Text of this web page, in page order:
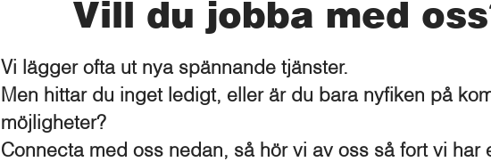
Vill du jobba med
Vi lägger ofta ut nya spännande tjänster.
Men hittar du inget ledigt, eller är du bara nyfiken på
möjligheter?
Connecta med oss nedan, så hör vi av oss så fort vi har